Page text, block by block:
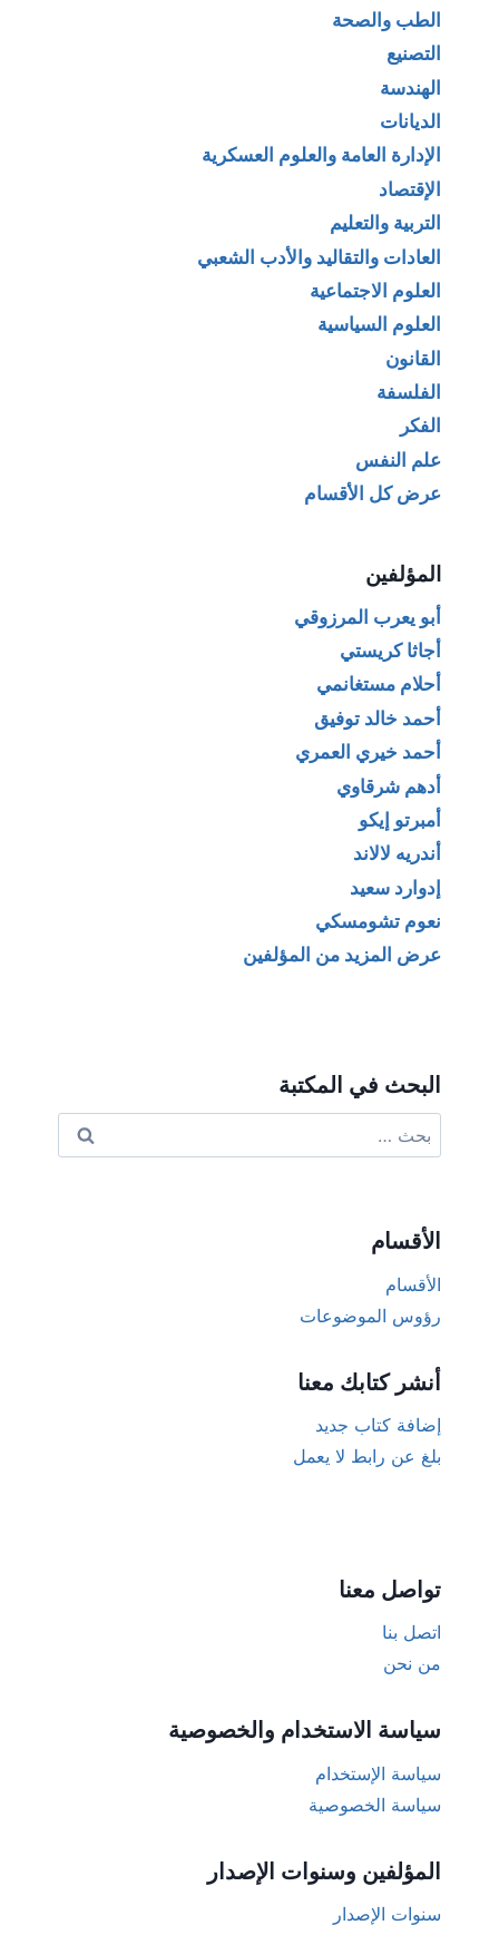
الطب والصحة
التصنيع
الهندسة
الديانات
الإدارة العامة والعلوم العسكرية
الإقتصاد
التربية والتعليم
العادات والتقاليد والأدب الشعبي
العلوم الاجتماعية
العلوم السياسية
القانون
الفلسفة
الفكر
علم النفس
عرض كل الأقسام
المؤلفين
أبو يعرب المرزوقي
أجاثا كريستي
أحلام مستغانمي
أحمد خالد توفيق
أحمد خيري العمري
أدهم شرقاوي
أمبرتو إيكو
أندريه لالاند
إدوارد سعيد
نعوم تشومسكي
عرض المزيد من المؤلفين
البحث في المكتبة
عن:
الأقسام
الأقسام
رؤوس الموضوعات
أنشر كتابك معنا
إضافة كتاب جديد
بلغ عن رابط لا يعمل
تواصل معنا
اتصل بنا
من نحن
سياسة الاستخدام والخصوصية
سياسة الإستخدام
سياسة الخصوصية
المؤلفين وسنوات الإصدار
سنوات الإصدار